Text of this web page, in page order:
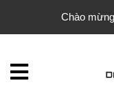
Chào